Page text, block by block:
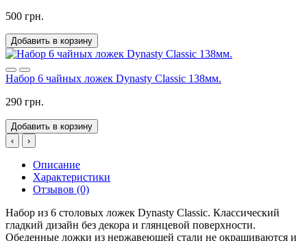
500 грн.
Добавить в корзину
Набор 6 чайных ложек Dynasty Classic 138мм.
290 грн.
Добавить в корзину
‹
›
Описание
Характеристики
Отзывов (0)
Набор из 6 столовых ложек Dynasty Classic. Классический
гладкий дизайн без декора и глянцевой поверхности.
Обеденные ложки из нержавеющей стали не окрашиваются и